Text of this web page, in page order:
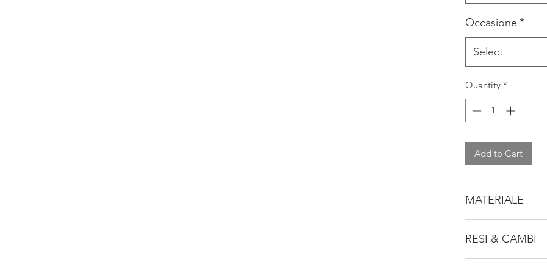
Occasione *
Select
Quantity *
Add to Cart
MATERIALE
RESI & CAMBI